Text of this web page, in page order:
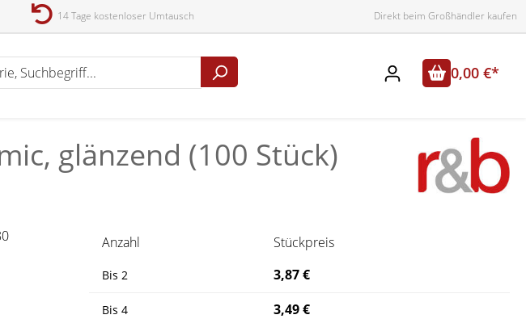
14 Tage kostenloser Umtausch Direkt beim Großhändler kaufen
0,00 €*
glänzend (100 Stück)
Anzahl Stückpreis
Bis 2 3,87 €
Bis 4 3,49 €